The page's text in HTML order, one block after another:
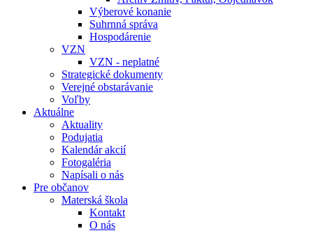
Výberové konanie
Suhrnná správa
Hospodárenie
VZN
VZN - neplatné
Strategické dokumenty
Verejné obstarávanie
Voľby
Aktuálne
Aktuality
Podujatia
Kalendár akcií
Fotogaléria
Napísali o nás
Pre občanov
Materská škola
Kontakt
O nás